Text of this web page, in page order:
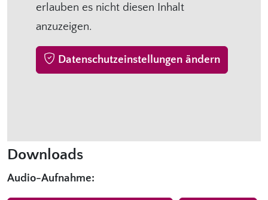
erlauben es nicht diesen Inhalt
anzuzeigen.
Datenschutzeinstellungen ändern
Downloads
Audio-Aufnahme: